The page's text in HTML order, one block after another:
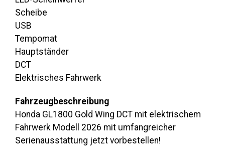
Scheibe
USB
Tempomat
Hauptständer
DCT
Elektrisches Fahrwerk
Fahrzeugbeschreibung
Honda GL1800 Gold Wing DCT mit elektrischem
Fahrwerk Modell 2026 mit umfangreicher
Serienausstattung jetzt vorbestellen!